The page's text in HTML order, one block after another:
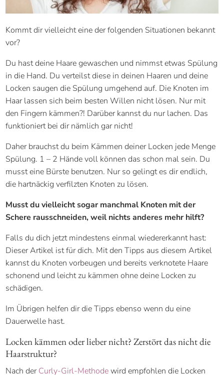
Kommt dir vielleicht eine der folgenden Situationen bekannt
vor?
Du hast deine Haare gewaschen und nimmst etwas Spülung
in die Hand. Du verteilst diese in deinen Haaren und deine
Locken saugen die Spülung umgehend auf. Die Knoten im
Haar lassen sich beim besten Willen nicht lösen. Nur mit
den Fingern kämmen?! Darüber kannst du nur lachen. Das
funktioniert bei dir nämlich gar nicht!
Daher brauchst du beim Kämmen deiner Locken jede Menge
Spülung. 1 – 2 Hände voll können das schon mal sein. Du
musst eine Bürste benutzen. Nur so gelingt es dir endlich,
die hartnäckig verfilzten Knoten zu lösen.
Musst du vielleicht sogar manchmal Knoten mit der
Schere rausschneiden, weil nichts anderes mehr hilft?
Falls du dich jetzt mindestens einmal wiedererkannt hast:
Dieser Artikel ist für dich. Mit den Tipps aus diesem Artikel
kannst du Knoten vorbeugen und bereits verknotete Haare
schonend und leicht zu kämmen ohne deine Locken zu
schädigen.
Im Übrigen helfen dir die Tipps ebenso wenn du eine
Dauerwelle hast.
Locken kämmen oder lieber nicht? Zerstört das nicht die
Haarstruktur?
Nach derCurly-Girl-Methodewird empfohlen die Locken